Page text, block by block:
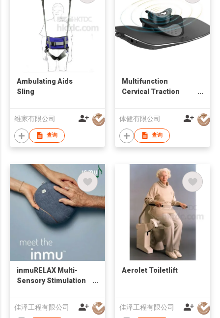
Ambulating Aids
Sling
维家有限公司
查询
Multifunction
Cervical Traction
体健有限公司
查询
inmuRELAX Multi-
Sensory Stimulation
佳泽工程有限公司
Aerolet Toiletlift
佳泽工程有限公司